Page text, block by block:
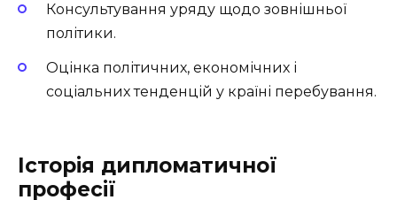
Консультування уряду щодо зовнішньої
політики.
Оцінка політичних, економічних і
соціальних тенденцій у країні перебування.
Історія дипломатичної
професії